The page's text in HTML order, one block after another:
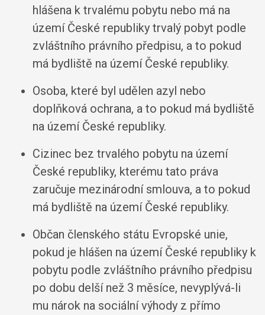
hlášena k trvalému pobytu nebo má na
území České republiky trvalý pobyt podle
zvláštního právního předpisu, a to pokud
má bydliště na území České republiky.
Osoba, které byl udělen azyl nebo
doplňková ochrana, a to pokud má bydliště
na území České republiky.
Cizinec bez trvalého pobytu na území
České republiky, kterému tato práva
zaručuje mezinárodní smlouva, a to pokud
má bydliště na území České republiky.
Občan členského státu Evropské unie,
pokud je hlášen na území České republiky k
pobytu podle zvláštního právního předpisu
po dobu delší než 3 měsíce, nevyplývá-li
mu nárok na sociální výhody z přímo